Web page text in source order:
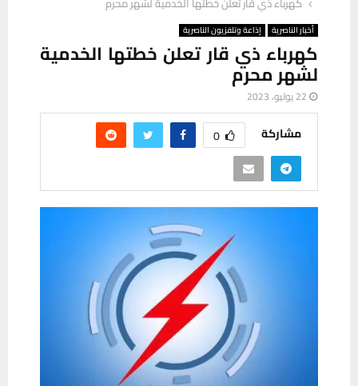
أخبار الناصرية إذاعة وتلفزيون الناصرية
كهرباء ذي قار تعلن خطتها الخدمية
لشهر محرم
22 يوليو، 2023
مشاركة 0